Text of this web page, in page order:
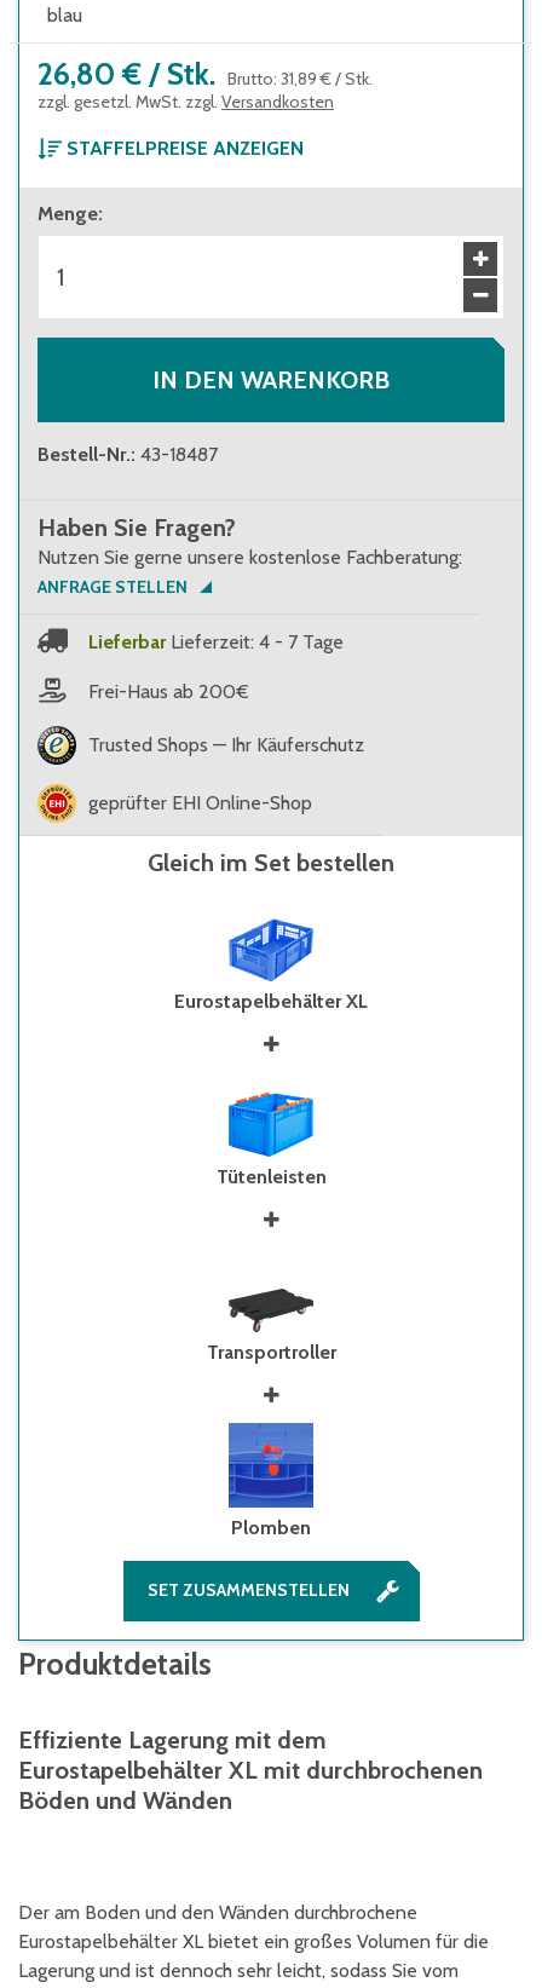
blau
26,80 € / Stk. Brutto: 31,89 € /Stk.
zzgl. gesetzl. MwSt. zzgl. Versandkosten
STAFFELPREISE ANZEIGEN
ab 1 Stück
26,80 €
ab 36 Stück
23,60 €
Menge:
IN DEN WARENKORB
Bestell-Nr.: 43-18487
Haben Sie Fragen?
Nutzen Sie gerne unsere kostenlose Fachberatung:
ANFRAGE STELLEN
Lieferbar Lieferzeit: 4 - 7 Tage
Frei-Haus ab 200€
Trusted Shops — Ihr Käuferschutz
geprüfter EHI Online-Shop
Gleich im Set bestellen
Eurostapelbehälter XL
Tütenleisten
Transportroller
Plomben
SET ZUSAMMENSTELLEN
Produktdetails
Effiziente Lagerung mit dem
Eurostapelbehälter XL mit durchbrochenen
Böden und Wänden
Der am Boden und den Wänden durchbrochene
Eurostapelbehälter XL bietet ein großes Volumen für die
Lagerung und ist dennoch sehr leicht, sodass Sie vom